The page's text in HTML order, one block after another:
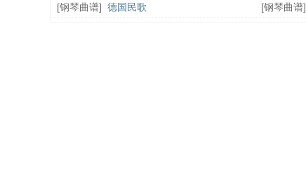
尽头》主题曲）
的探戈）
[钢琴曲谱] 德国民歌 [钢琴曲谱]